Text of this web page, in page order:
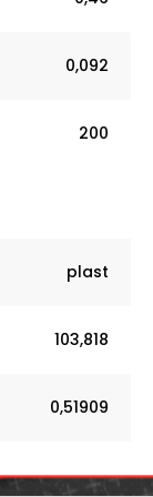
0,092
200
plast
103,818
0,51909